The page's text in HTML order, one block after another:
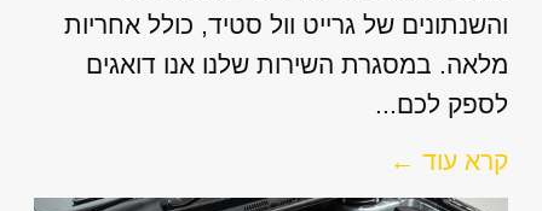
והשנתונים של גרייט וול סטיד, כולל אחריות
מלאה. במסגרת השירות שלנו אנו דואגים
לספק לכם...
קרא עוד ←